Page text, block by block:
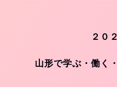
２０
山形で学ぶ・働く